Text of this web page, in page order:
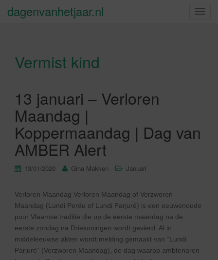
S
dagenvanhetjaar.nl
Vermist kind
13 januari – Verloren
Maandag |
Koppermaandag | Dag van
AMBER Alert
13/01/2020 Gina Makken Januari
Verloren Maandag Verloren Maandag of Verzworen
Maandag (Lundi Perdu of Lundi Parjuré) is een eeuwenoude
puur Vlaamse traditie die op de eerste maandag na de
eerste zondag na Driekoningen wordt gevierd. Al in
middeleeuwse akten wordt melding gemaakt van “Lundi
Parjuré” (Verzworen Maandag), de dag waarop ambtenaren